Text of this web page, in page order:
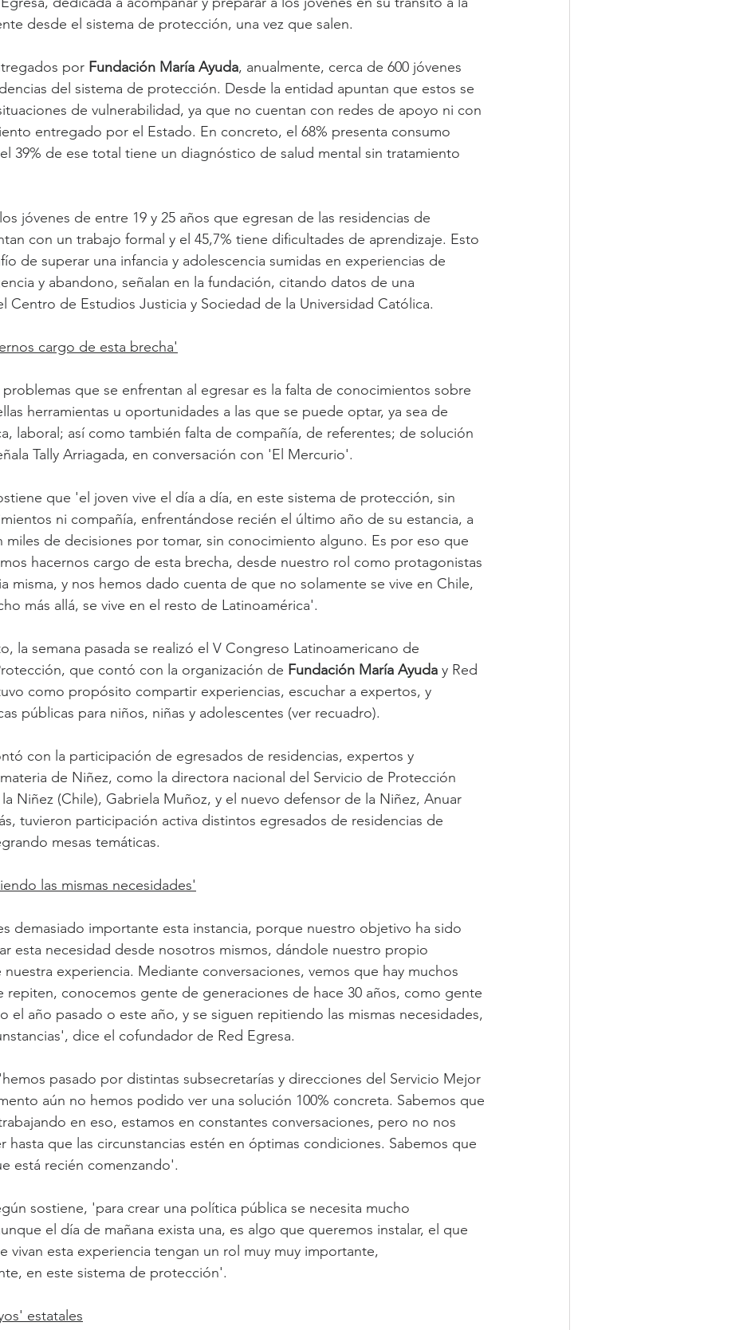
desde el sistema de protección, una vez que salen.
por Fundación María Ayuda, anualmente, cerca de 600 jóvenes
del sistema de protección. Desde la entidad apuntan que estos se
de vulnerabilidad, ya que no cuentan con redes de apoyo ni con
entregado por el Estado. En concreto, el 68% presenta consumo
39% de ese total tiene un diagnóstico de salud mental sin tratamiento
jóvenes de entre 19 y 25 años que egresan de las residencias de
con un trabajo formal y el 45,7% tiene dificultades de aprendizaje. Esto
de superar una infancia y adolescencia sumidas en experiencias de
y abandono, señalan en la fundación, citando datos de una
Centro de Estudios Justicia y Sociedad de la Universidad Católica.
cargo de esta brecha'
que se enfrentan al egresar es la falta de conocimientos sobre
herramientas u oportunidades a las que se puede optar, ya sea de
laboral; así como también falta de compañía, de referentes; de solución
Tally Arriagada, en conversación con 'El Mercurio'.
que 'el joven vive el día a día, en este sistema de protección, sin
ni compañía, enfrentándose recién el último año de su estancia, a
miles de decisiones por tomar, sin conocimiento alguno. Es por eso que
hacernos cargo de esta brecha, desde nuestro rol como protagonistas
misma, y nos hemos dado cuenta de que no solamente se vive en Chile,
más allá, se vive en el resto de Latinoamérica'.
la semana pasada se realizó el V Congreso Latinoamericano de
que contó con la organización de Fundación María Ayuda y Red
como propósito compartir experiencias, escuchar a expertos, y
públicas para niños, niñas y adolescentes (ver recuadro).
con la participación de egresados de residencias, expertos y
de Niñez, como la directora nacional del Servicio de Protección
Niñez (Chile), Gabriela Muñoz, y el nuevo defensor de la Niñez, Anuar
tuvieron participación activa distintos egresados de residencias de
mesas temáticas.
las mismas necesidades'
demasiado importante esta instancia, porque nuestro objetivo ha sido
esta necesidad desde nosotros mismos, dándole nuestro propio
experiencia. Mediante conversaciones, vemos que hay muchos
repiten, conocemos gente de generaciones de hace 30 años, como gente
el año pasado o este año, y se siguen repitiendo las mismas necesidades,
dice el cofundador de Red Egresa.
pasado por distintas subsecretarías y direcciones del Servicio Mejor
aún no hemos podido ver una solución 100% concreta. Sabemos que
en eso, estamos en constantes conversaciones, pero no nos
hasta que las circunstancias estén en óptimas condiciones. Sabemos que
está recién comenzando'.
sostiene, 'para crear una política pública se necesita mucho
el día de mañana exista una, es algo que queremos instalar, el que
vivan esta experiencia tengan un rol muy muy importante,
en este sistema de protección'.
estatales